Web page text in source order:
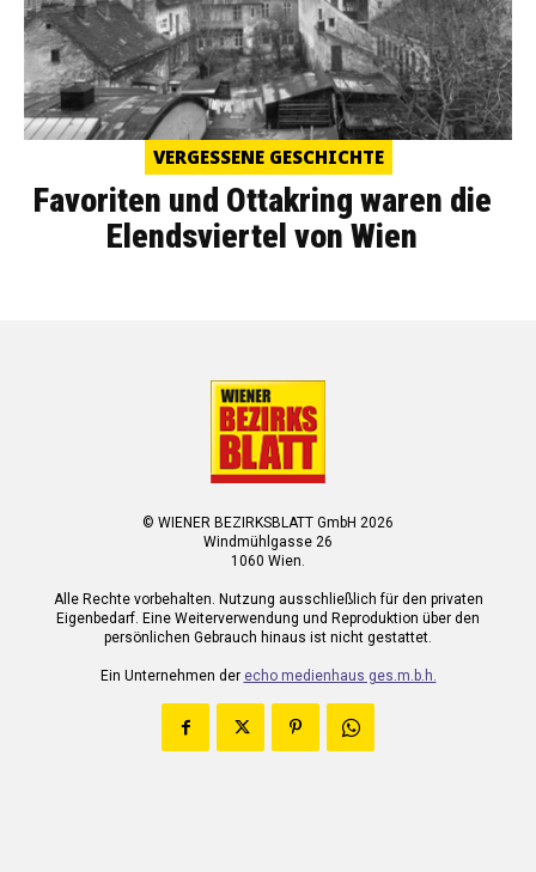
VERGESSENE GESCHICHTE
Favoriten und Ottakring waren die
Elendsviertel von Wien
© WIENER BEZIRKSBLATT GmbH 2026
Windmühlgasse 26
1060 Wien.
Alle Rechte vorbehalten. Nutzung ausschließlich für den privaten
Eigenbedarf. Eine Weiterverwendung und Reproduktion über den
persönlichen Gebrauch hinaus ist nicht gestattet.
Ein Unternehmen der echo medienhaus ges.m.b.h.